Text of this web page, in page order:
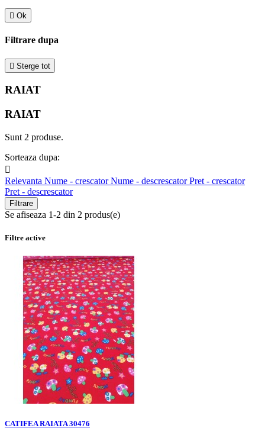
 Ok
Filtrare dupa
 Sterge tot
RAIAT
RAIAT
Sunt 2 produse.
Sorteaza dupa:

Relevanta Nume - crescatorNume - descrescatorPret - crescator
Pret - descrescator
Filtrare
Se afiseaza 1-2 din 2 produs(e)
Filtre active
CATIFEA RAIATA 30476